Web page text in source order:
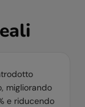
migliorando
e riducendo